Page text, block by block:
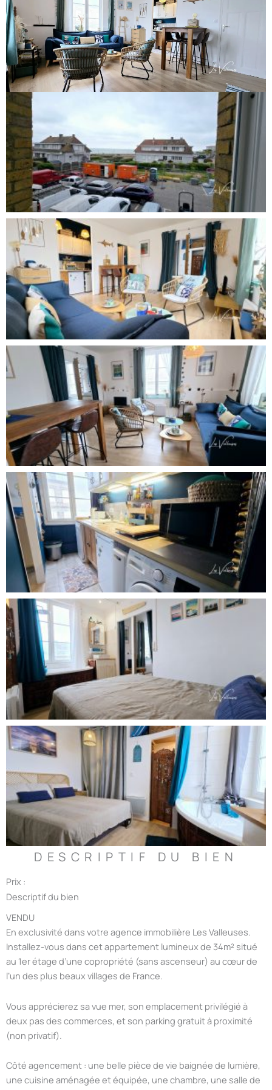
DESCRIPTIF DU BIEN
Prix :
Descriptif du bien
VENDU
En exclusivité dans votre agence immobilière Les Valleuses.
Installez-vous dans cet appartement lumineux de 34m² situé
au 1er étage d’une copropriété (sans ascenseur) au cœur de
l’un des plus beaux villages de France.
Vous apprécierez sa vue mer, son emplacement privilégié à
deux pas des commerces, et son parking gratuit à proximité
(non privatif).
Côté agencement : une belle pièce de vie baignée de lumière,
une cuisine aménagée et équipée, une chambre, une salle de